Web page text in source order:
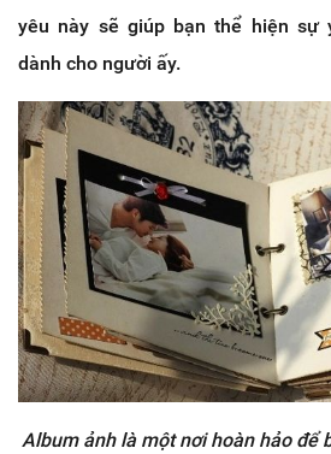
yêu này sẽ giúp bạn thể hiện sự
dành cho người ấy.
Album ảnh là một nơi hoàn hảo để